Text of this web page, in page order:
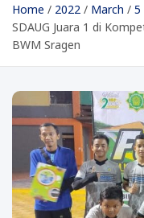
Home 2022 March
5
SDAUG Juara 1 di
BWM Sragen